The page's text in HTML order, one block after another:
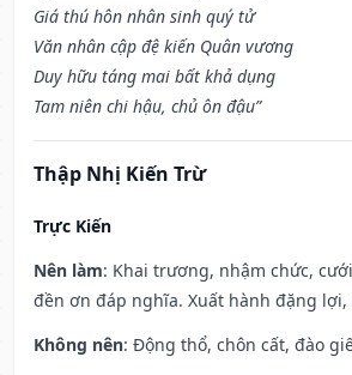
Giá thú hôn nhân sinh quý tử
Văn nhân cập đệ kiến Quân vương
Duy hữu táng mai bất khả dụng
Tam niên chi hậu, chủ ôn đậu”
Thập Nhị Kiến Trừ
Trực Kiến
Nên làm: Khai trương, nhậm chức,
đền ơn đáp nghĩa. Xuất hành đặng
Không nên: Động thổ, chôn cất, đào